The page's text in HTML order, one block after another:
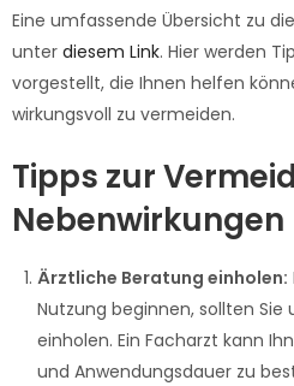
Eine umfassende Übersicht zu
unter diesem Link. Hier werden
vorgestellt, die Ihnen helfen
wirkungsvoll zu vermeiden.
Tipps zur
Nebenwirkungen
Ärztliche Beratung einholen:
Nutzung beginnen, sollten
einholen. Ein Facharzt kann
und Anwendungsdauer zu